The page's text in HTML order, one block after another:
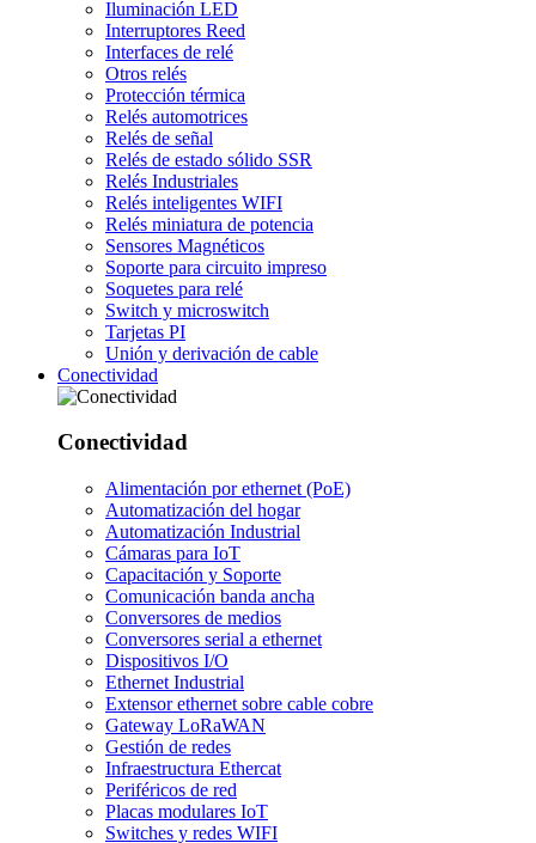
Iluminación LED
Interruptores Reed
Interfaces de relé
Otros relés
Protección térmica
Relés automotrices
Relés de señal
Relés de estado sólido SSR
Relés Industriales
Relés inteligentes WIFI
Relés miniatura de potencia
Sensores Magnéticos
Soporte para circuito impreso
Soquetes para relé
Switch y microswitch
Tarjetas PI
Unión y derivación de cable
Conectividad
Conectividad
Alimentación por ethernet (PoE)
Automatización del hogar
Automatización Industrial
Cámaras para IoT
Capacitación y Soporte
Comunicación banda ancha
Conversores de medios
Conversores serial a ethernet
Dispositivos I/O
Ethernet Industrial
Extensor ethernet sobre cable cobre
Gateway LoRaWAN
Gestión de redes
Infraestructura Ethercat
Periféricos de red
Placas modulares IoT
Switches y redes WIFI